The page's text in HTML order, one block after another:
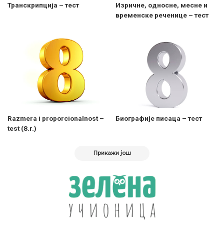
Транскрипција – тест
Изричне, односне, месне и
временске реченице – тест
Razmera i proporcionalnost –
test (8.r.)
Биографије писаца – тест
Прикажи још